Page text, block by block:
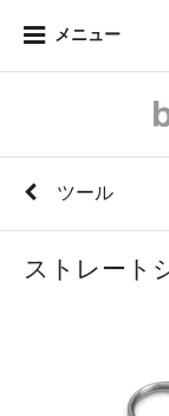
メニュー
ツール
ストレート